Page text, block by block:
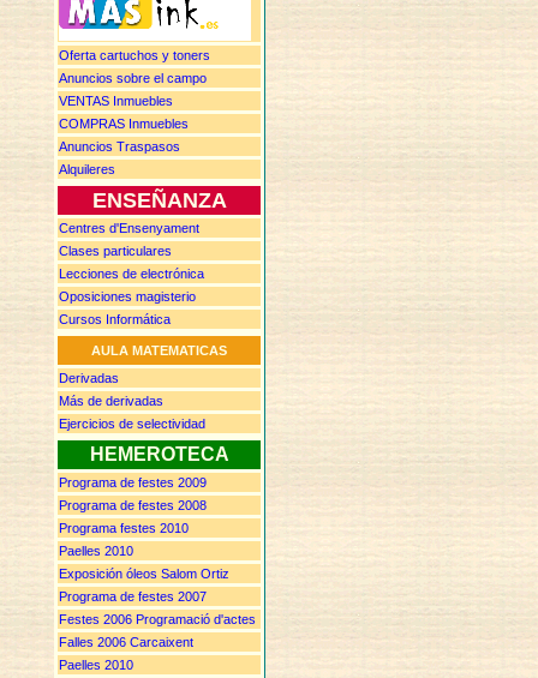
Oferta cartuchos y toners
Anuncios sobre el campo
VENTAS Inmuebles
COMPRAS Inmuebles
Anuncios Traspasos
Alquileres
ENSEÑANZA
Centres d'Ensenyament
Clases particulares
Lecciones de electrónica
Oposiciones magisterio
Cursos Informática
AULA MATEMATICAS
Derivadas
Más de derivadas
Ejercicios de selectividad
HEMEROTECA
Programa de festes 2009
Programa de festes 2008
Programa festes 2010
Paelles 2010
Exposición óleos Salom Ortiz
Programa de festes 2007
Festes 2006 Programació d'actes
Falles 2006 Carcaixent
Paelles 2010